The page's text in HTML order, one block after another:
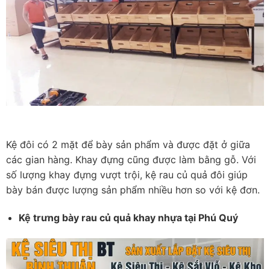
Kệ đôi có 2 mặt để bày sản phẩm và được đặt ở giữa
các gian hàng. Khay đựng cũng được làm bằng gỗ. Với
số lượng khay đựng vượt trội, kệ rau củ quả đôi giúp
bày bán được lượng sản phẩm nhiều hơn so với kệ đơn.
Kệ trưng bày rau củ quả khay nhựa tại Phú Quý